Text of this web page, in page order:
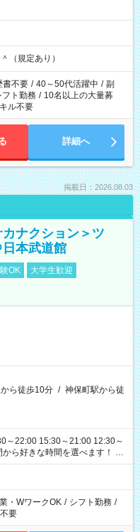
（規定あり）
書不要 / 40～50代活躍中 / 副
フト勤務 / 10名以上の大量募
ル不要
詳細へ
掲載日：2026.08.03
ナクション＞ツ
本武道館
OK
大学生歓迎
ら徒歩10分 / 神保町駅から徒
～22:00 15:30～21:00 12:30～
す
・WワークOK / シフト勤務 /
要